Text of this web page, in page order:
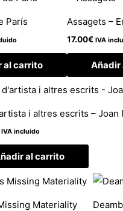
París
al carrito
Assagets –
17.00€ IVA
Añadir
i altres escrits – Joan
IVA incluido
al carrito
Materiality